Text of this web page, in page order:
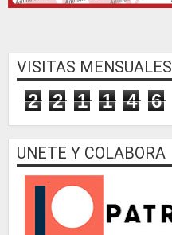
VISITAS MENSUALES
2 2 1 1 4 6
UNETE Y COLABORA